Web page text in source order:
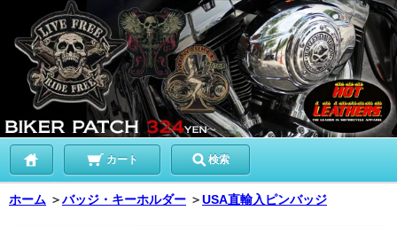
カート 検索
ホーム ＞バッジ・キーホルダー ＞USA直輸入ピンバッジ